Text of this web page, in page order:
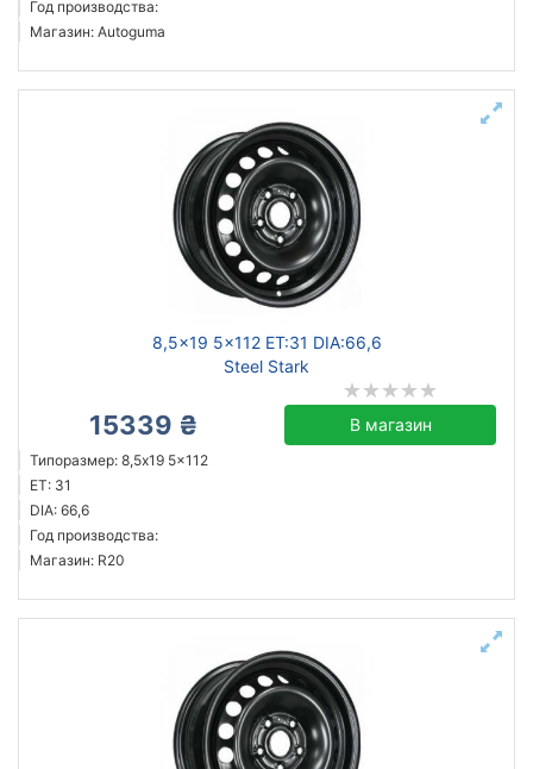
Год производства:
Магазин: Autoguma
8,5x19 5x112 ET:31 DIA:66,6
Steel Stark
15339 ₴ В магазин
Типоразмер: 8,5x19 5x112
ET: 31
DIA: 66,6
Год производства:
Магазин: R20